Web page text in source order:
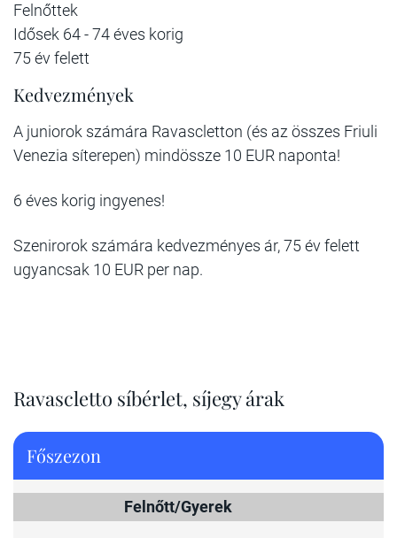
Felnőttek
Idősek 64 - 74 éves korig
75 év felett
Kedvezmények
A juniorok számára Ravascletton (és az összes Friuli
Venezia síterepen) mindössze 10 EUR naponta!
6 éves korig ingyenes!
Szenirorok számára kedvezményes ár, 75 év felett
ugyancsak 10 EUR per nap.
Ravascletto síbérlet, síjegy árak
Főszezon
Felnőtt/Gyerek